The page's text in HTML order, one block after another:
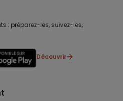
: préparez-les, suivez-les,
Découvrir